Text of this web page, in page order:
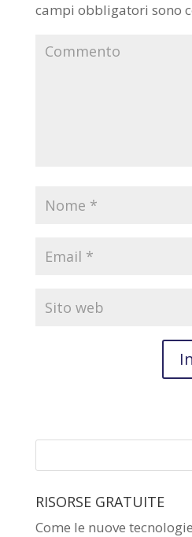
campi obbligatori sono
RISORSE GRATUITE
Come le nuove